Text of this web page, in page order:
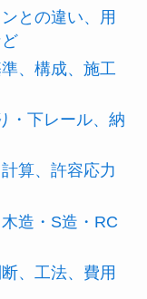
との違い、用
、構成、施工
・下レール、納
算、許容応力
造・S造・RC
、工法、費用